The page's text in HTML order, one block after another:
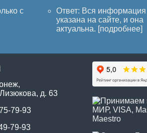
с
Ответ: Вся информация
указана на сайте, и она
актуальна. [подробнее]
д. 63
79-93
79-93